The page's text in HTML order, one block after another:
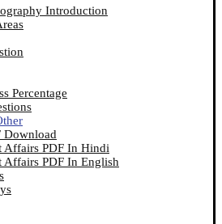
Introduction
Percentage
Download
Affairs PDF In Hindi
Affairs PDF In English